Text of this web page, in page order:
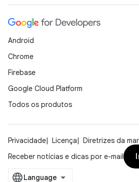
Android
Chrome
Firebase
Google Cloud Platform
Todos os produtos
Privacidade Licença Diretrizes da
Receber notícias e dicas por e-mail